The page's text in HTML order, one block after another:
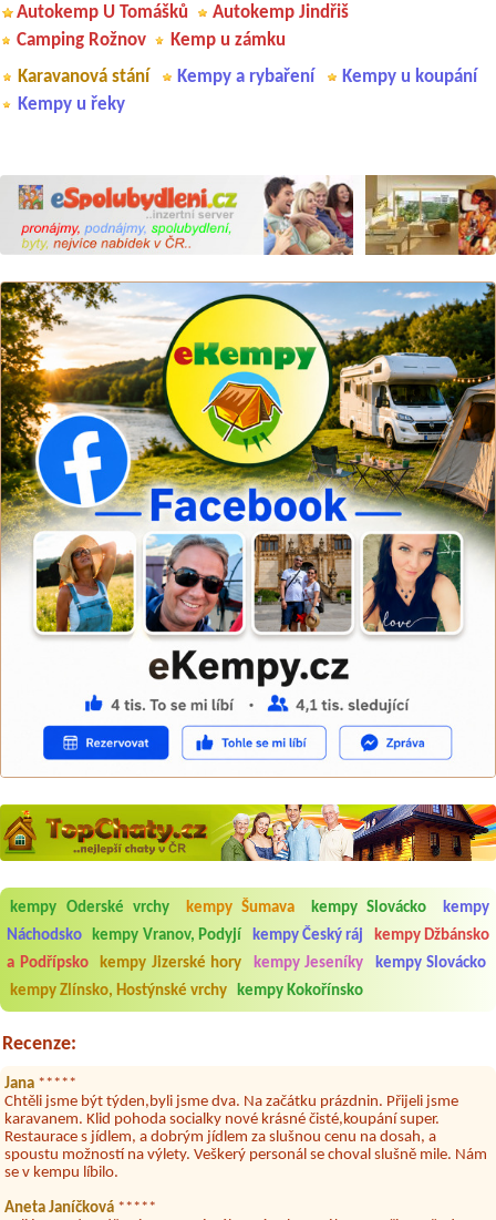
Autokemp U Tomášků
Autokemp Jindřiš
Camping Rožnov
Kemp u zámku
Karavanová stání
Kempy a rybaření
Kempy u koupání
Kempy u řeky
kempy Oderské vrchy kempy Šumava kempy Slovácko
kempy
Náchodsko
kempy Vranov, Podyjí kempy Český ráj
kempy Džbánsko
a Podřípsko
kempy Jizerské hory kempy Jeseníky
kempy Slovácko
kempy Zlínsko, Hostýnské vrchy
kempy Kokořínsko
Recenze:
Aneta Melicharová ***
Byli jsme zde v týdnu od 25.7. do 1.8. 2026. Kemp jako takový je pěkný.
množství návštěvníků není samozřejmost. V kempu je obchod a
restaurace, kebab a další občerstvení. Co nás ale velice zklamalo byl
celodenní hluk z repráků u stanů a absolutní bezohlednost ostatních
hrála jiná hudba.Kemp pěkný, ale takový rámus jsme ještě nezažili...
Jana
*****
Chtěli jsme být týden,byli jsme dva. Na začátku prázdnin. Přijeli jsme
karavanem. Klid pohoda socialky nové krásné čisté,koupání super.
Restaurace s jídlem, a dobrým jídlem za slušnou cenu na dosah, a
spoustu možností na výlety. Veškerý personál se choval slušně mile. Nám
se v kempu líbilo.
Aneta Janíčková *****
Byli jsme zde s dětmi na 5 nocí, výborné vybavení kempu, čisto všude.